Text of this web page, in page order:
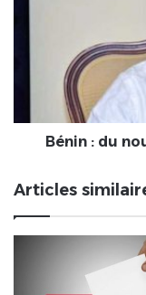
Bénin : du
Articles